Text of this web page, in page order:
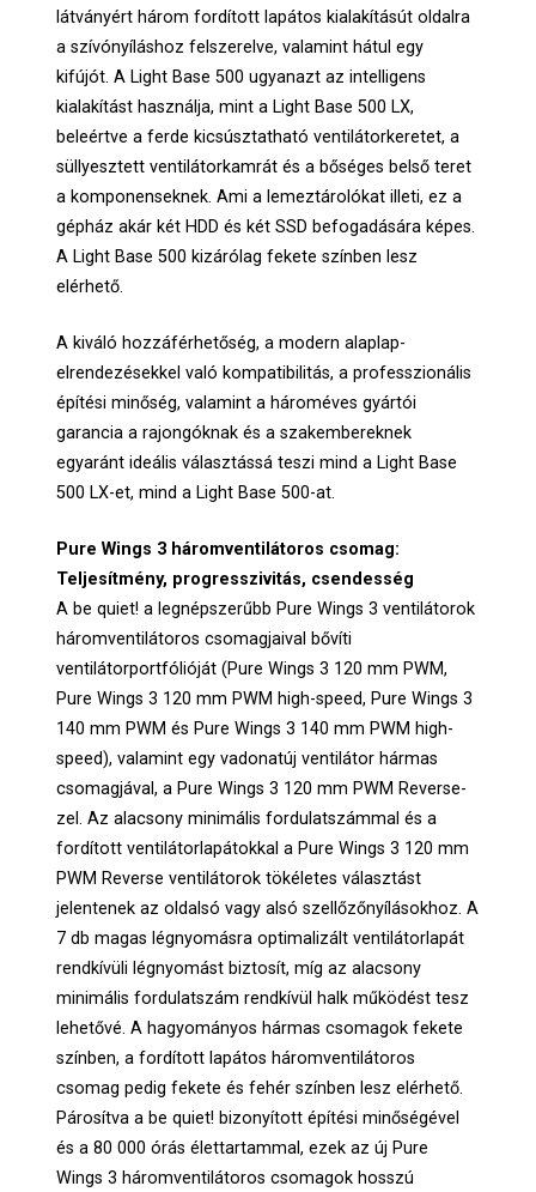
látványért három fordított lapátos kialakításút oldalra
a szívónyíláshoz felszerelve, valamint hátul egy
kifújót. A Light Base 500 ugyanazt az intelligens
kialakítást használja, mint a Light Base 500 LX,
beleértve a ferde kicsúsztatható ventilátorkeretet, a
süllyesztett ventilátorkamrát és a bőséges belső teret
a komponenseknek. Ami a lemeztárolókat illeti, ez a
gépház akár két HDD és két SSD befogadására képes.
A Light Base 500 kizárólag fekete színben lesz
elérhető.
A kiváló hozzáférhetőség, a modern alaplap-
elrendezésekkel való kompatibilitás, a professzionális
építési minőség, valamint a hároméves gyártói
garancia a rajongóknak és a szakembereknek
egyaránt ideális választássá teszi mind a Light Base
500 LX-et, mind a Light Base 500-at.
Pure Wings 3 háromventilátoros csomag:
Teljesítmény, progresszivitás, csendesség
A be quiet! a legnépszerűbb Pure Wings 3 ventilátorok
háromventilátoros csomagjaival bővíti
ventilátorportfólióját (Pure Wings 3 120 mm PWM,
Pure Wings 3 120 mm PWM high-speed, Pure Wings 3
140 mm PWM és Pure Wings 3 140 mm PWM high-
speed), valamint egy vadonatúj ventilátor hármas
csomagjával, a Pure Wings 3 120 mm PWM Reverse-
zel. Az alacsony minimális fordulatszámmal és a
fordított ventilátorlapátokkal a Pure Wings 3 120 mm
PWM Reverse ventilátorok tökéletes választást
jelentenek az oldalsó vagy alsó szellőzőnyílásokhoz. A
7 db magas légnyomásra optimalizált ventilátorlapát
rendkívüli légnyomást biztosít, míg az alacsony
minimális fordulatszám rendkívül halk működést tesz
lehetővé. A hagyományos hármas csomagok fekete
színben, a fordított lapátos háromventilátoros
csomag pedig fekete és fehér színben lesz elérhető.
Párosítva a be quiet! bizonyított építési minőségével
és a 80 000 órás élettartammal, ezek az új Pure
Wings 3 háromventilátoros csomagok hosszú